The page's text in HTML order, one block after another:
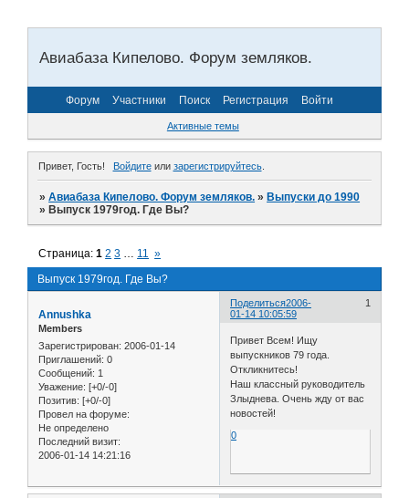
Авиабаза Кипелово. Форум земляков.
Форум Участники Поиск Регистрация Войти
Активные темы
Привет, Гость! Войдитеили зарегистрируйтесь.
»Авиабаза Кипелово. Форум земляков. »Выпуски до 1990
»Выпуск 1979год. Где Вы?
Выпуск 1979год. Где Вы?
Страница:1 2 3 … 11 »
Поделиться 1
2006-
01-14 10:05:59
Annushka
Members
Зарегистрирован: 2006-01-14
Приглашений: 0
Сообщений: 1
Уважение: [+0/-0]
Позитив: [+0/-0]
Провел на форуме:
Не определено
Последний визит:
2006-01-14 14:21:16
Привет Всем! Ищу
выпускников 79 года.
Откликнитесь!
Наш классный руководитель
Злыднева. Очень жду от вас
новостей!
0